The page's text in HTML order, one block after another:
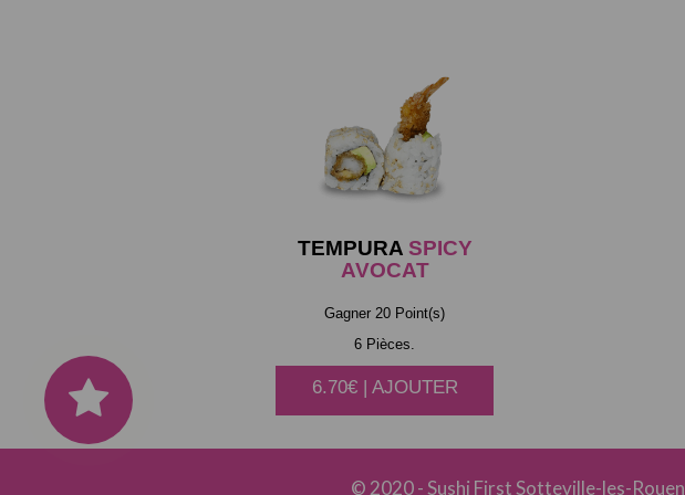
TEMPURASPICY
AVOCAT
Gagner 20 Point(s)
6 Pièces.
6.70€ | AJOUTER
© 2020 -Sushi First Sotteville-les-Rouen